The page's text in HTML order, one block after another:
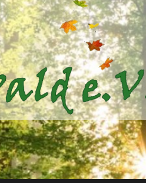
Tierwald
e.V.